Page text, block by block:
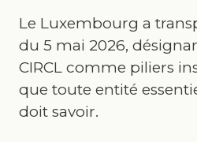
Le Luxembourg a
du 5 mai 2026,
CIRCL comme piliers
que toute entité
doit savoir.